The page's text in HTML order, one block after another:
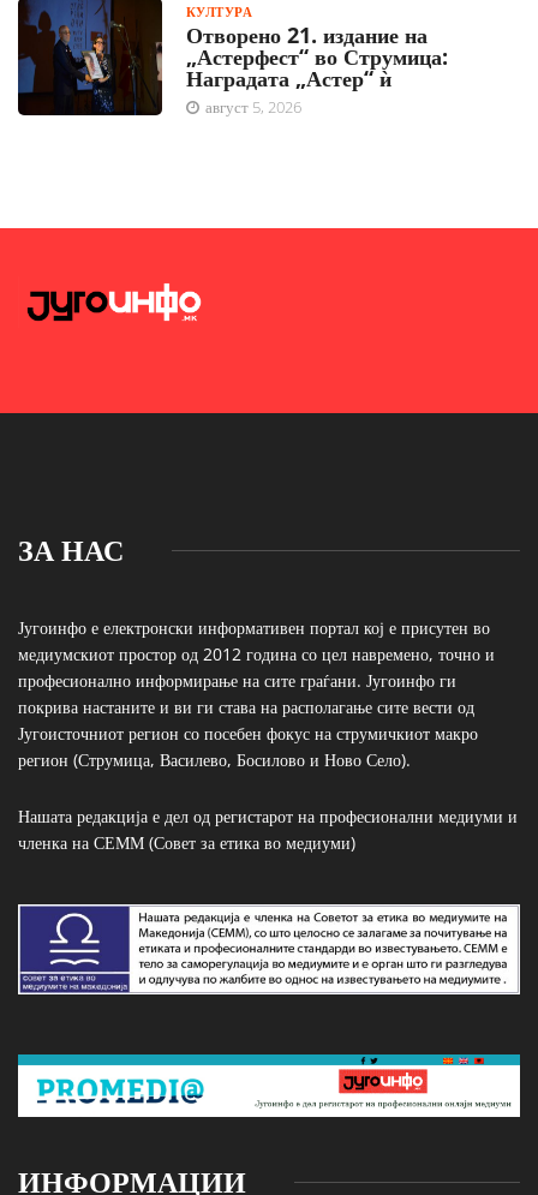
КУЛТУРА
Отворено 21. издание на
„Астерфест“ во Струмица:
Наградата „Астер“ ѝ
август 5, 2026
ЗА НАС
Југоинфо е електронски информативен портал кој е присутен во
медиумскиот простор од 2012 година со цел навремено, точно и
професионално информирање на сите граѓани. Југоинфо ги
покрива настаните и ви ги става на располагање сите вести од
Југоисточниот регион со посебен фокус на струмичкиот макро
регион (Струмица, Василево, Босилово и Ново Село).
Нашата редакција е дел од регистарот на професионални медиуми и
членка на СЕММ (Совет за етика во медиуми)
ИНФОРМАЦИИ